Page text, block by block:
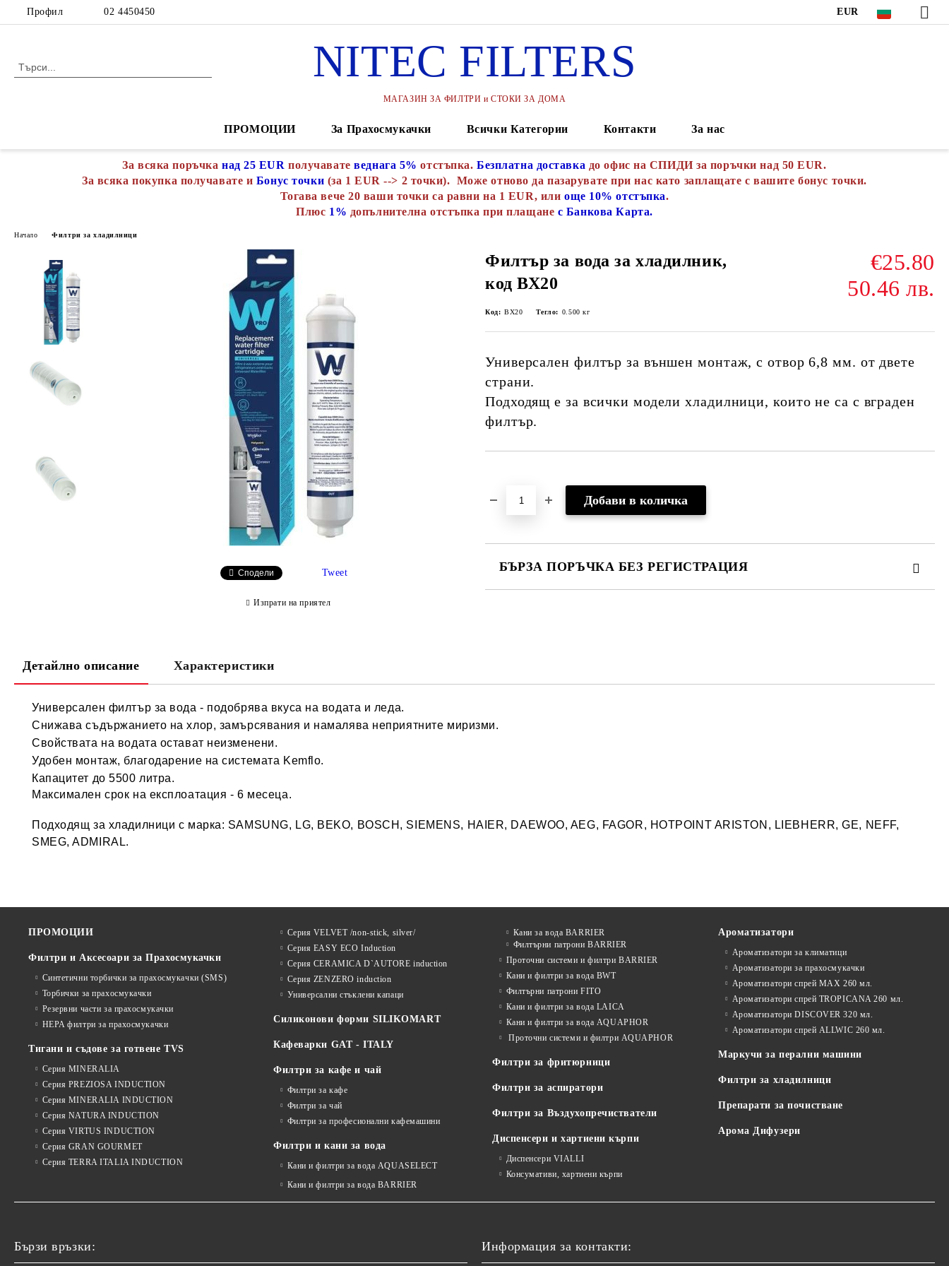
Профил 02 4450450 EUR
NITEC FILTERS
МАГАЗИН ЗА ФИЛТРИ и СТОКИ ЗА ДОМА
ПРОМОЦИИ За Прахосмукачки Всички Категории Контакти За нас
За всяка поръчка над 25 EUR получавате веднага 5% отстъпка.Безплатна доставка до офис на СПИДИ за поръчки над 50 EUR.
За всяка покупка получавате и Бонус точки (за 1 EUR --> 2 точки). Може отново да пазарувате при нас като заплащате с вашите бонус точки.
Тогава вече 20 ваши точки са равни на 1 EUR, или още 10% отстъпка.
Плюс 1% допълнителна отстъпка при плащане с Банкова Карта.
Начало Филтри за хладилници
Филтър за вода за хладилник,
код ВХ20
€25.80
50.46 лв.
Код: ВХ20 Тегло: 0.500 кг
Универсален филтър за външен монтаж, с отвор 6,8 мм. от двете
страни.
Подходящ е за всички модели хладилници, които не са с вграден
филтър.
БЪРЗА ПОРЪЧКА БЕЗ РЕГИСТРАЦИЯ
Сподели Tweet
Изпрати на приятел
Детайлно описание Характеристики
Универсален филтър за вода - подобрява вкуса на водата и леда.
Снижава съдържанието на хлор, замърсявания и намалява неприятните миризми.
Свойствата на водата остават неизменени.
Удобен монтаж, благодарение на системата Kemflo.
Капацитет до 5500 литра.
Максимален срок на експлоатация - 6 месеца.
Подходящ за хладилници с марка: SAMSUNG, LG, BEKO, BOSCH, SIEMENS, HAIER, DAEWOO, AEG, FAGOR, HOTPOINT ARISTON, LIEBHERR, GE, NEFF,
SMEG, ADMIRAL.
ПРОМОЦИИ
Филтри и Аксесоари за Прахосмукачки
Синтетични торбички за прахосмукачки (SMS)
Торбички за прахосмукачки
Резервни части за прахосмукачки
HEPA филтри за прахосмукачки
Тигани и съдове за готвене TVS
Серия MINERALIA
Серия PREZIOSA INDUCTION
Серия MINERALIA INDUCTION
Серия NATURA INDUCTION
Серия VIRTUS INDUCTION
Серия GRAN GOURMET
Серия TERRA ITALIA INDUCTION
Серия VELVET /non-stick, silver/
Серия EASY ECO Induction
Серия CERAMICA D`AUTORE induction
Серия ZENZERO induction
Универсални стъклени капаци
Силиконови форми SILIKOMART
Кафеварки GAT - ITALY
Филтри за кафе и чай
Филтри за кафе
Филтри за чай
Филтри за професионални кафемашини
Филтри и кани за вода
Кани и филтри за вода AQUASELECT
Кани и филтри за вода BARRIER
Кани за вода BARRIER
Филтърни патрони BARRIER
Проточни системи и филтри BARRIER
Кани и филтри за вода BWT
Филтърни патрони FITO
Кани и филтри за вода LAICA
Кани и филтри за вода AQUAPHOR
Проточни системи и филтри AQUAPHOR
Филтри за фритюрници
Филтри за аспиратори
Филтри за Въздухопречистватели
Диспенсери и хартиени кърпи
Диспенсери VIALLI
Консумативи, хартиени кърпи
Ароматизатори
Ароматизатори за климатици
Ароматизатори за прахосмукачки
Ароматизатори спрей MAX 260 мл.
Ароматизатори спрей TROPICANA 260 мл.
Ароматизатори DISCOVER 320 мл.
Ароматизатори спрей ALLWIC 260 мл.
Маркучи за перални машини
Филтри за хладилници
Препарати за почистване
Арома Дифузери
Бързи връзки: Информация за контакти: